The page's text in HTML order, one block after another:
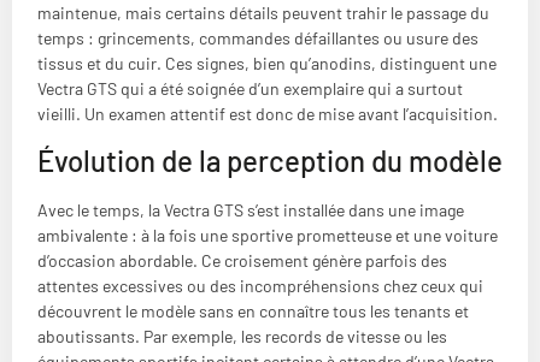
maintenue, mais certains détails peuvent trahir le passage du
temps : grincements, commandes défaillantes ou usure des
tissus et du cuir. Ces signes, bien qu’anodins, distinguent une
Vectra GTS qui a été soignée d’un exemplaire qui a surtout
vieilli. Un examen attentif est donc de mise avant l’acquisition.
Évolution de la perception du modèle
Avec le temps, la Vectra GTS s’est installée dans une image
ambivalente : à la fois une sportive prometteuse et une voiture
d’occasion abordable. Ce croisement génère parfois des
attentes excessives ou des incompréhensions chez ceux qui
découvrent le modèle sans en connaître tous les tenants et
aboutissants. Par exemple, les records de vitesse ou les